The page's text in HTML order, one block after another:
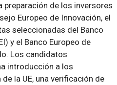
preparación de los inversores
Europeo de Innovación, el
seleccionadas del Banco
y el Banco Europeo de
Los candidatos
introducción a los
la UE, una verificación de